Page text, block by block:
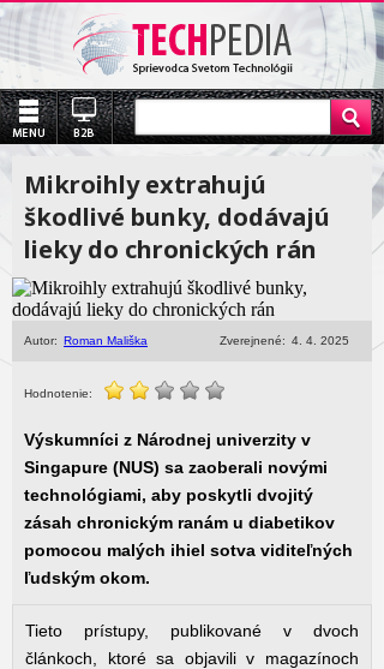
Mikroihly extrahujú
škodlivé bunky, dodávajú
lieky do chronických rán
Autor: Roman Mališka Zverejnené: 4. 4. 2025
Hodnotenie:
Výskumníci z Národnej univerzity v
Singapure (NUS) sa zaoberali novými
technológiami, aby poskytli dvojitý
zásah chronickým ranám u diabetikov
pomocou malých ihiel sotva viditeľných
ľudským okom.
Tieto prístupy, publikované v dvoch
článkoch, ktoré sa objavili v magazínoch